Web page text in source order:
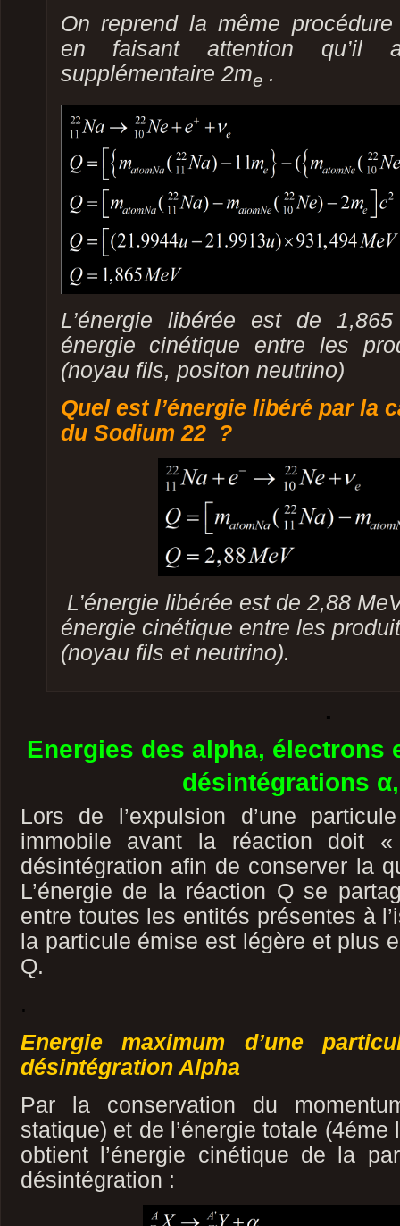
On reprend la même
en faisant attention qu’il
supplémentaire 2me .
L’énergie libérée est de
énergie cinétique entre les
(noyau fils, positon neutrino)
Quel est l’énergie libéré par la
du Sodium 22 ?
L’énergie libérée est de 2,88
énergie cinétique entre les
(noyau fils et neutrino).
.
Energies des alpha, électrons
désintégrations
Lors de l’expulsion d’une
immobile avant la réaction doit
désintégration afin de conserver la
L’énergie de la réaction Q se
entre toutes les entités présentes à
la particule émise est légère et plus
Q.
.
Energie maximum d’une
désintégration Alpha
Par la conservation du
statique) et de l’énergie totale
obtient l’énergie cinétique de la
désintégration :